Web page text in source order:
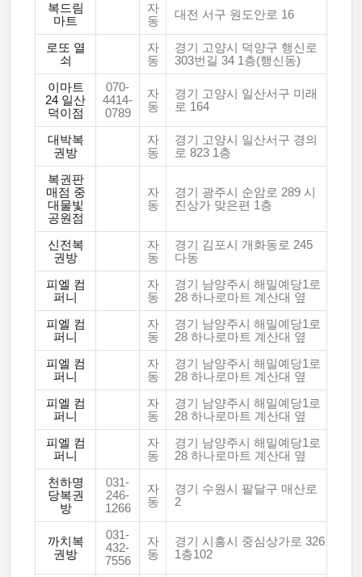
복드림
마트
자
동
대전 서구 원도안로 16
로또 열
쇠
자
동
경기 고양시 덕양구 행신로
303번길 34 1층(행신동)
이마트
24 일산
덕이점
070-
4414-
0789
자
동
경기 고양시 일산서구 미래
로 164
대박복
권방
자
동
경기 고양시 일산서구 경의
로 823 1층
복권판
매점 중
대물빛
공원점
자
동
경기 광주시 순암로 289 시
진상가 맞은편 1층
신전복
권방
자
동
경기 김포시 개화동로 245
다동
피엘 컴
퍼니
자
동
경기 남양주시 해밀예당1로
28 하나로마트 계산대 옆
피엘 컴
퍼니
자
동
경기 남양주시 해밀예당1로
28 하나로마트 계산대 옆
피엘 컴
퍼니
자
동
경기 남양주시 해밀예당1로
28 하나로마트 계산대 옆
피엘 컴
퍼니
자
동
경기 남양주시 해밀예당1로
28 하나로마트 계산대 옆
피엘 컴
퍼니
자
동
경기 남양주시 해밀예당1로
28 하나로마트 계산대 옆
천하명
당복권
방
031-
246-
1266
자
동
경기 수원시 팔달구 매산로
2
까치복
권방
031-
432-
7556
자
동
경기 시흥시 중심상가로 326
1층102